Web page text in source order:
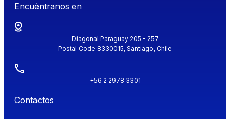
Encuéntranos en
Diagonal Paraguay 205 - 257
Postal Code 8330015, Santiago, Chile
+56 2 2978 3301
Contactos